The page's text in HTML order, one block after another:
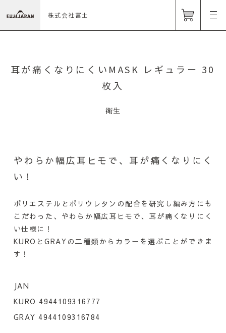
株式会社富士
耳が痛くなりにくいMASK レギュラー 30
枚入
衛生
やわらか幅広耳ヒモで、耳が痛くなりにく
い！
ポリエステルとポリウレタンの配合を研究し編み方にも
こだわった、やわらか幅広耳ヒモで、耳が痛くなりにく
い仕様に！
KUROとGRAYの二種類からカラーを選ぶことができま
す！
JAN
KURO 4944109316777
GRAY 4944109316784